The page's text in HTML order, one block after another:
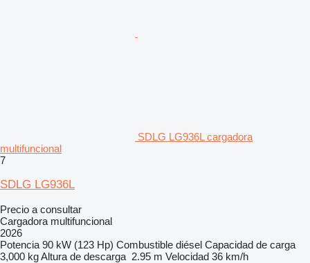
SDLG LG936L cargadora
multifuncional
7
SDLG LG936L
Precio a consultar
Cargadora multifuncional
2026
Potencia 90 kW (123 Hp) Combustible diésel Capacidad de carga
3,000 kgAltura de descarga 2.95 m Velocidad 36 km/h